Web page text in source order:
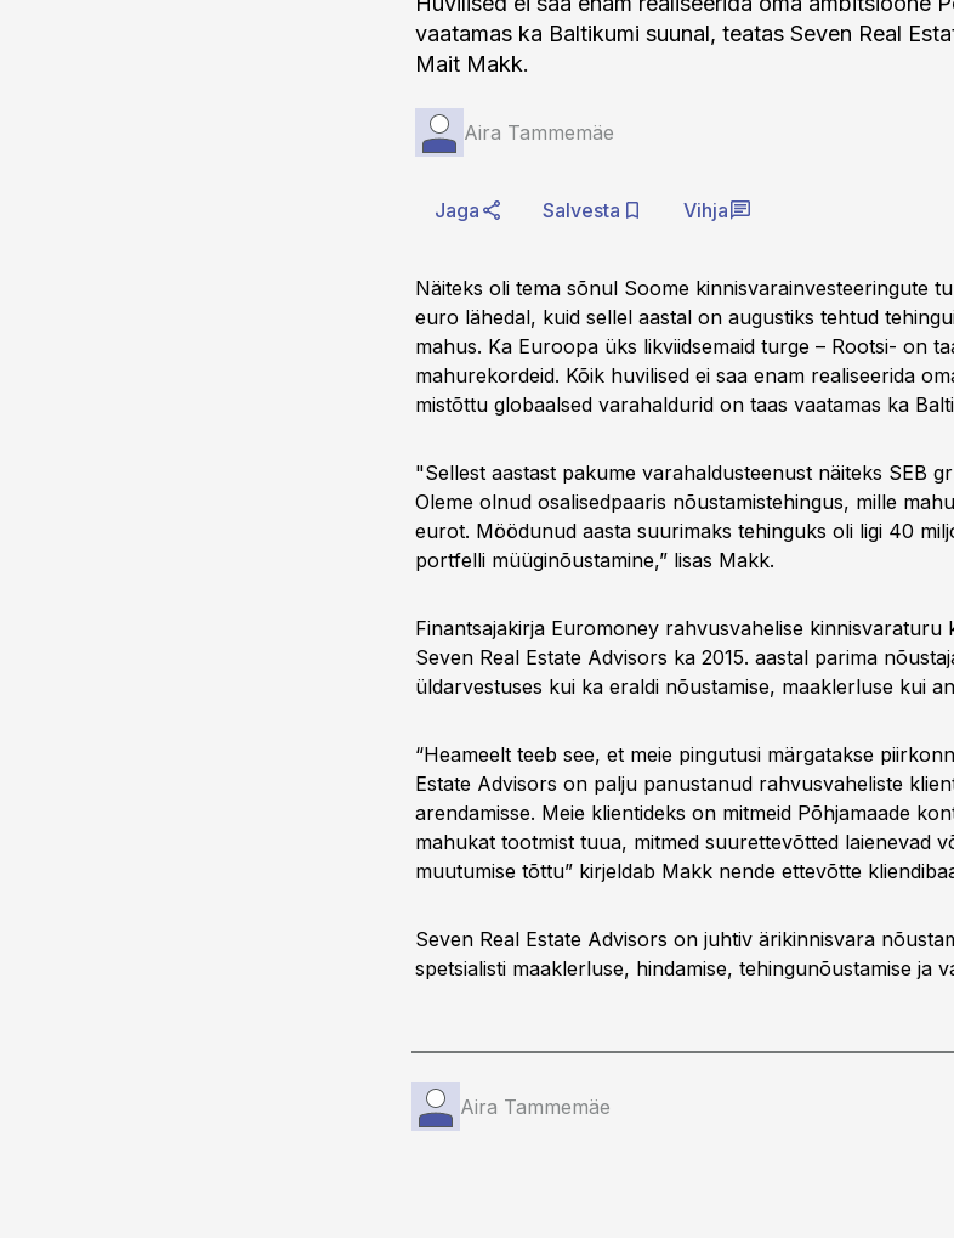
vaatamas ka Baltikumi suunal, teatas Seven Real
Mait Makk.
Aira Tammemäe
Jaga Salvesta Vihja
Näiteks oli tema sõnul Soome kinnisvarainvesteeringute
euro lähedal, kuid sellel aastal on augustiks tehtud
mahus. Ka Euroopa üks likviidsemaid turge – Rootsi- on
mahurekordeid. Kõik huvilised ei saa enam realiseerida
mistõttu globaalsed varahaldurid on taas vaatamas ka
"Sellest aastast pakume varahaldusteenust näiteks SEB
Oleme olnud osalisedpaaris nõustamistehingus, mille
eurot. Möödunud aasta suurimaks tehinguks oli ligi 40
portfelli müüginõustamine,” lisas Makk.
Finantsajakirja Euromoney rahvusvahelise kinnisvaraturu
Seven Real Estate Advisors ka 2015. aastal parima
üldarvestuses kui ka eraldi nõustamise, maaklerluse kui
“Heameelt teeb see, et meie pingutusi märgatakse
Estate Advisors on palju panustanud rahvusvaheliste
arendamisse. Meie klientideks on mitmeid Põhjamaade
mahukat tootmist tuua, mitmed suurettevõtted laienevad
muutumise tõttu” kirjeldab Makk nende ettevõtte
Seven Real Estate Advisors on juhtiv ärikinnisvara
spetsialisti maaklerluse, hindamise, tehingunõustamise ja
Aira Tammemäe